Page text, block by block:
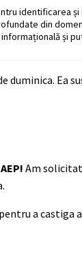
identificarea
din
și
Ea
Am
a castiga